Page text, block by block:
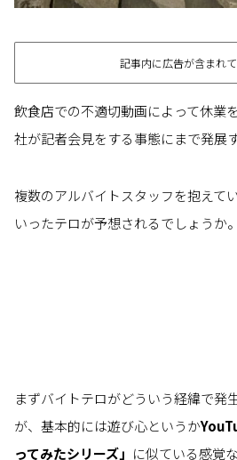
記事内に広告が含まれて
飲食店での不適切動画によって休業
社が記者会見をする事態にまで発展
複数のアルバイトスタッフを抱えて
いったテロが予想されるでしょうか。
まずバイトテロがどういう経緯で発
が、基本的には遊び心というか
ってみたシリーズ」 に似ている感覚